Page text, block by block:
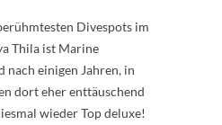
Divespots im
Thila ist Marine
nach einigen Jahren, in
dort eher enttäuschend
wieder Top deluxe!